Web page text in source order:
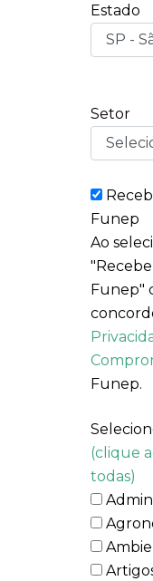
Estado
Setor
Funep
Ao
Funep"
Funep.
(clique
todas)